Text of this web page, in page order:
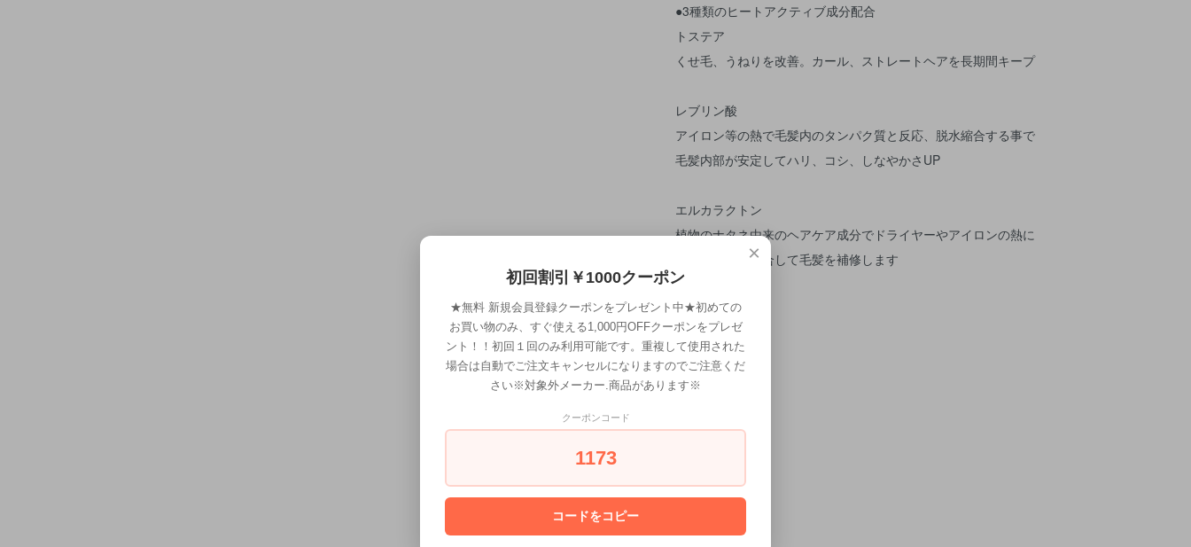
●3種類のヒートアクティブ成分配合
トステア
くせ毛、うねりを改善。カール、ストレートヘアを長期間キープ
レブリン酸
アイロン等の熱で毛髪内のタンパク質と反応、脱水縮合する事で
毛髪内部が安定してハリ、コシ、しなやかさUP
エルカラクトン
植物のナタネ由来のヘアケア成分でドライヤーやアイロンの熱に
毛髪に反応、結合して毛髪を補修します
2026年8月
×
初回割引￥1000クーポン
★無料 新規会員登録クーポンをプレゼント中★初めての
お買い物のみ、すぐ使える1,000円OFFクーポンをプレゼ
ント！！初回１回のみ利用可能です。重複して使用された
場合は自動でご注文キャンセルになりますのでご注意くだ
さい※対象外メーカー.商品があります※
クーポンコード
1173
コードをコピー